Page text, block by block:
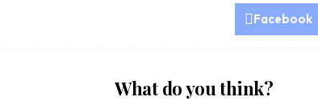
Facebook
What do you think?